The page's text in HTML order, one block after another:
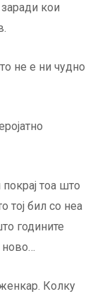
кои
не е ни чудно
тоа што
тој бил со неа
годините
ново…
Колку